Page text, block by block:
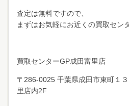
査定は無料ですので、
まずはお気軽にお近くの買取セン
買取センターGP成田富里店
〒286-0025 千葉県成田市東町１
里店内2F